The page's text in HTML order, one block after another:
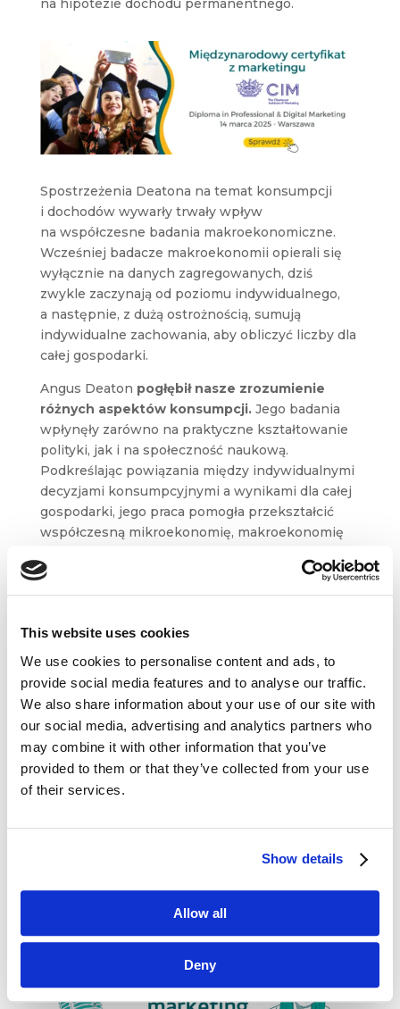
This website uses cookies
We use cookies to personalise content and ads, to
provide social media features and to analyse our traffic.
We also share information about your use of our site with
our social media, advertising and analytics partners who
may combine it with other information that you’ve
provided to them or that they’ve collected from your use
of their services.
Show details
Allow all
Deny
na hipotezie dochodu permanentnego.
Spostrzeżenia Deatona na temat konsumpcji
i dochodów wywarły trwały wpływ
na współczesne badania makroekonomiczne.
Wcześniej badacze makroekonomii opierali się
wyłącznie na danych zagregowanych, dziś
zwykle zaczynają od poziomu indywidualnego,
a następnie, z dużą ostrożnością, sumują
indywidualne zachowania, aby obliczyć liczby dla
całej gospodarki.
Angus Deaton pogłębił nasze zrozumienie
różnych aspektów konsumpcji.Jego badania
wpłynęły zarówno na praktyczne kształtowanie
polityki, jak i na społeczność naukową.
Podkreślając powiązania między indywidualnymi
decyzjami konsumpcyjnymi a wynikami dla całej
gospodarki, jego praca pomogła przekształcić
współczesną mikroekonomię, makroekonomię
Preferencje konsumentów i ich decyzje
informacje dla marketerów, pozwalające
klientów i zaspokoić ich oczekiwania, tworzyć
przemyślane, a dzięki temu skuteczne kampanie
marketingowe i osiągać wyznaczone cele
biznesowe.